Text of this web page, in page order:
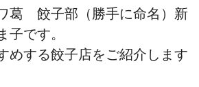
葛 餃子部（勝手に命名）新
子です。
めする餃子店をご紹介します